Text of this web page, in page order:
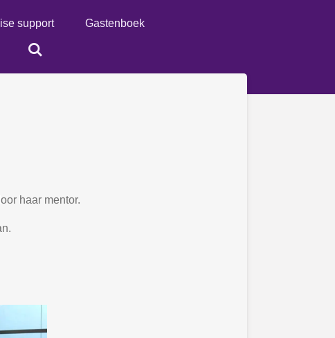
support Gastenboek
haar mentor.